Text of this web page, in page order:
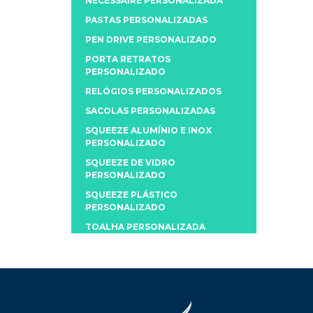
PASTAS PERSONALIZADAS
PEN DRIVE PERSONALIZADO
PORTA RETRATOS
PERSONALIZADO
RELÓGIOS PERSONALIZADOS
SACOLAS PERSONALIZADAS
SQUEEZE ALUMÍNIO E INOX
PERSONALIZADO
SQUEEZE DE VIDRO
PERSONALIZADO
SQUEEZE PLÁSTICO
PERSONALIZADO
TOALHA PERSONALIZADA